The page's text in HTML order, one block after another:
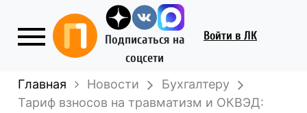
Подписаться на
соцсети
Войти в ЛК
Главная Новости
Бухгалтеру
Тариф взносов на травматизм и ОКВЭД: